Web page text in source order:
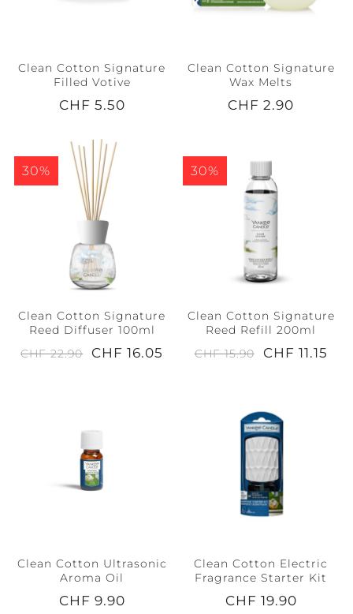
Clean Cotton Signature
Filled Votive
CHF 5.50
Clean Cotton Signature
Wax Melts
CHF 2.90
30%
Clean Cotton Signature
Reed Diffuser 100ml
CHF 22.90
CHF 16.05
30%
Clean Cotton Signature
Reed Refill 200ml
CHF 15.90
CHF 11.15
Clean Cotton Ultrasonic
Aroma Oil
CHF 9.90
Clean Cotton Electric
Fragrance Starter Kit
CHF 19.90